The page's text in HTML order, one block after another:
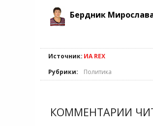
Бердник
Источник: ИА REX
Рубрики:
Политика
КОММЕНТАРИИ